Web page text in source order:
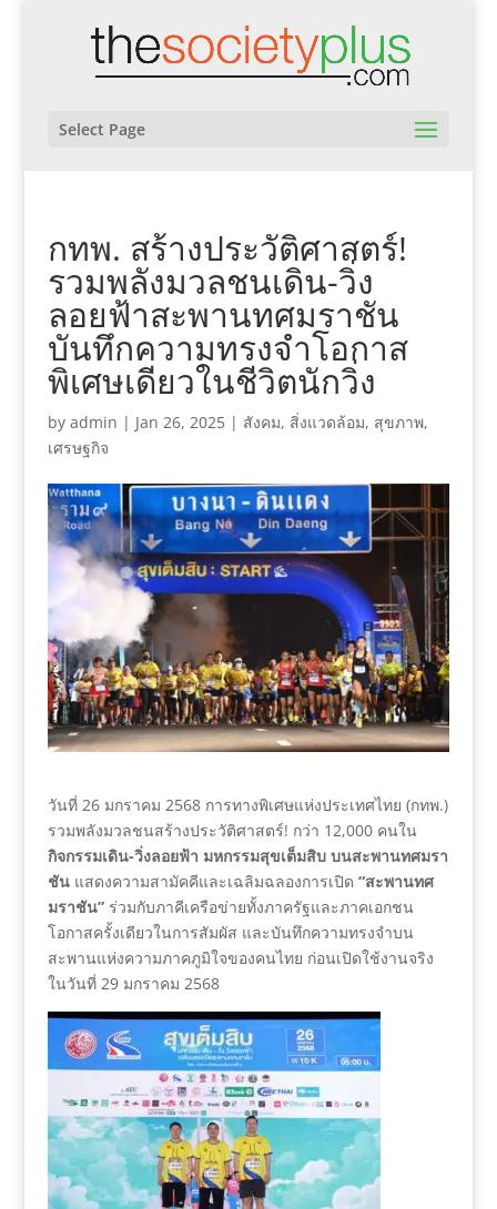
Select Page
กทพ. สร้างประวัติศาสตร์!
รวมพลังมวลชนเดิน-วิ่ง
ลอยฟ้าสะพานทศมราชัน
บันทึกความทรงจำโอกาส
พิเศษเดียวในชีวิตนักวิ่ง
by admin | Jan 26, 2025| สังคม, สิ่งแวดล้อม, สุขภาพ,
เศรษฐกิจ
วันที่ 26 มกราคม 2568 การทางพิเศษแห่งประเทศไทย (กทพ.)
รวมพลังมวลชนสร้างประวัติศาสตร์! กว่า 12,000 คนใน
กิจกรรมเดิน-วิ่งลอยฟ้า มหกรรมสุขเต็มสิบ บนสะพานทศมรา
ชันแสดงความสามัคคีและเฉลิมฉลองการเปิด “สะพานทศ
มราชัน”ร่วมกับภาคีเครือข่ายทั้งภาครัฐและภาคเอกชน
โอกาสครั้งเดียวในการสัมผัส และบันทึกความทรงจำบน
สะพานแห่งความภาคภูมิใจของคนไทย ก่อนเปิดใช้งานจริง
ในวันที่ 29 มกราคม 2568